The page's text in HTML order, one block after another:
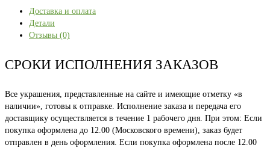
белая
Доставка и оплата
Детали
Отзывы (0)
СРОКИ ИСПОЛНЕНИЯ ЗАКАЗОВ
Все украшения, представленные на сайте и имеющие отметку «в
наличии», готовы к отправке. Исполнение заказа и передача его
доставщику осуществляется в течение 1 рабочего дня. При этом: Если
покупка оформлена до 12.00 (Московского времени), заказ будет
отправлен в день оформления. Если покупка оформлена после 12.00